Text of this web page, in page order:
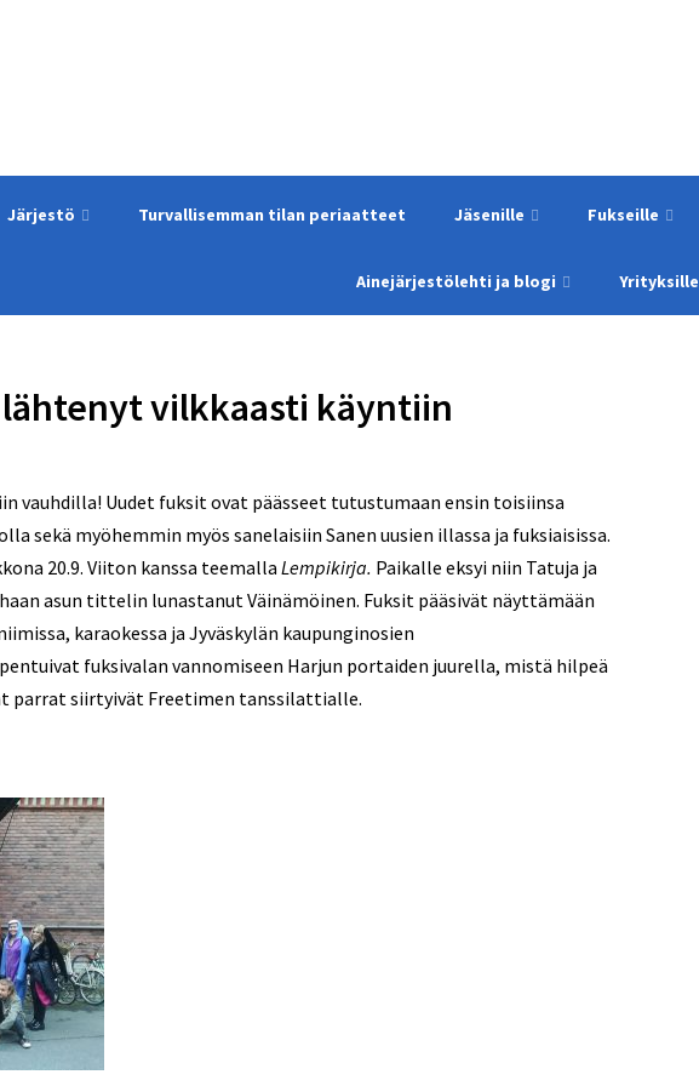
Järjestö Turvallisemman tilan periaatteet Jäsenille Fukseille
Ainejärjestölehti ja blogi Yrityksille
lähtenyt vilkkaasti käyntiin
vauhdilla! Uudet fuksit ovat päässeet tutustumaan ensin toisiinsa
sekä myöhemmin myös sanelaisiin Sanen uusien illassa ja fuksiaisissa.
20.9. Viiton kanssa teemallaLempikirja. Paikalle eksyi niin Tatuja ja
asun tittelin lunastanut Väinämöinen. Fuksit pääsivät näyttämään
karaokessa ja Jyväskylän kaupunginosien
fuksivalan vannomiseen Harjun portaiden juurella, mistä hilpeä
parrat siirtyivät Freetimen tanssilattialle.